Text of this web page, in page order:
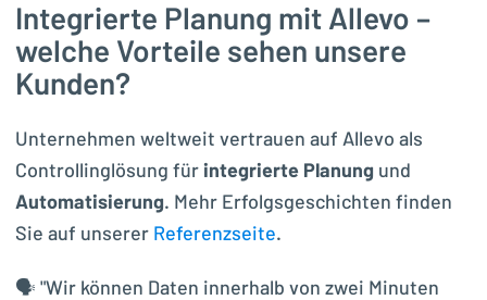
Integrierte Planung mit Allevo –
welche Vorteile sehen unsere
Kunden?
Unternehmen weltweit vertrauen auf Allevo als
Controllinglösung für integrierte Planung und
Automatisierung. Mehr Erfolgsgeschichten finden
Sie auf unserer Referenzseite.
🗣 "Wir können Daten innerhalb von zwei Minuten